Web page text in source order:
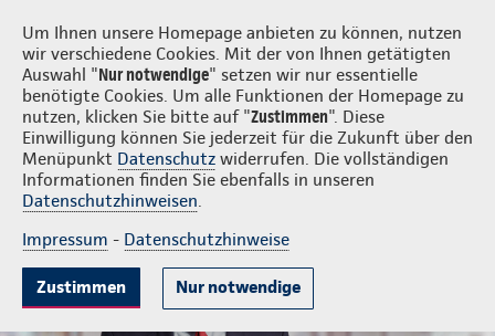
Um Ihnen unsere Homepage anbieten zu können, nutzen
wir verschiedene Cookies. Mit der von Ihnen getätigten
Auswahl "Nur notwendige" setzen wir nur essentielle
benötigte Cookies. Um alle Funktionen der Homepage zu
nutzen, klicken Sie bitte auf "Zustimmen". Diese
Einwilligung können Sie jederzeit für die Zukunft über den
Menüpunkt Datenschutz widerrufen. Die vollständigen
Informationen finden Sie ebenfalls in unseren
Datenschutzhinweisen.
Impressum - Datenschutzhinweise
Zustimmen Nur notwendige
Martin Meyer e.K. Login
Gute Gründe Tarife & Leistungen Wissenswertes Beratung &